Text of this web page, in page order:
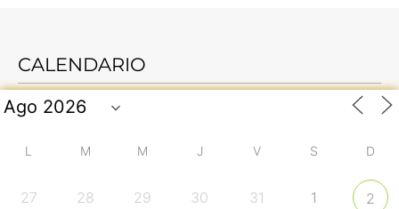
CALENDARIO
L M M J V S D
27 28 29 30 31 1 2